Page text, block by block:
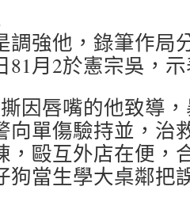
調強他，錄筆作局
81月2於憲宗吳，
因唇嘴的他致導
向單傷驗持並，治
，毆互外店在便，
狗當生學大桌鄰把